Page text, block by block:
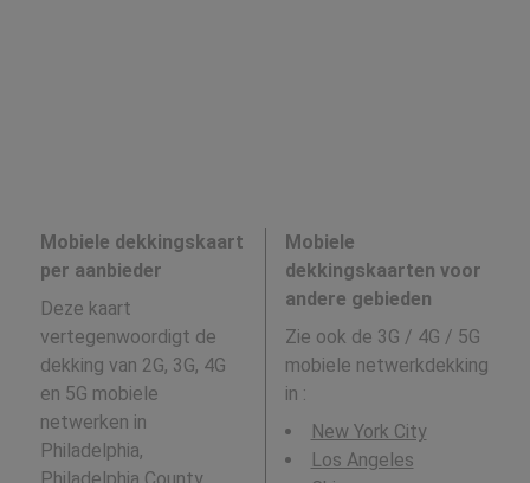
Mobiele dekkingskaart
per aanbieder
Deze kaart
vertegenwoordigt de
dekking van 2G, 3G, 4G
en 5G mobiele
netwerken in
Philadelphia,
Philadelphia County,
Mobiele
dekkingskaarten voor
andere gebieden
Zie ook de 3G / 4G / 5G
mobiele netwerkdekking
in :
New York City
Los Angeles